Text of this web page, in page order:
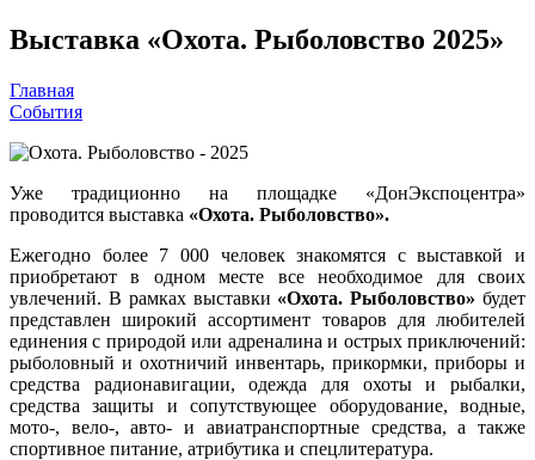
Выставка «Охота. Рыболовство 2025»
Главная
События
Уже традиционно на площадке «ДонЭкспоцентра»
проводится выставка «Охота. Рыболовство».
Ежегодно более 7 000 человек знакомятся с выставкой и
приобретают в одном месте все необходимое для своих
увлечений. В рамках выставки «Охота. Рыболовство» будет
представлен широкий ассортимент товаров для любителей
единения с природой или адреналина и острых приключений:
рыболовный и охотничий инвентарь, прикормки, приборы и
средства радионавигации, одежда для охоты и рыбалки,
средства защиты и сопутствующее оборудование, водные,
мото-, вело-, авто- и авиатранспортные средства, а также
спортивное питание, атрибутика и спецлитература.